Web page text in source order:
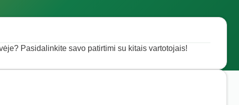
Pasidalinkite savo patirtimi su kitais vartotojais!